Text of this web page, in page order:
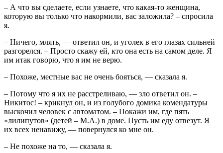
– А что вы сделаете, если узнаете, что какая-то женщина,
которую вы только что накормили, вас заложила? – спросила
я.
– Ничего, млять, — ответил он, и уголек в его глазах сильней
разгорелся. – Просто скажу ей, кто она есть на самом деле. Я
им итак говорю, что я им не верю.
– Похоже, местные вас не очень бояться, — сказала я.
– Потому что я их не расстреливаю, — зло ответил он. –
Никитос! – крикнул он, и из голубого домика комендатуры
выскочил человек с автоматом. – Покажи им, где пять
«лилипутов» (детей – М.А.) в доме. Пусть им еду отвезут. Я
их всех ненавижу, — повернулся ко мне он.
– Не похоже на то, — сказала я.